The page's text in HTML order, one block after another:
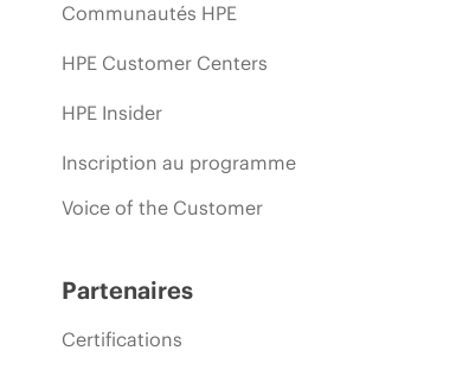
Communautés HPE
HPE Customer Centers
HPE Insider
Inscription au programme
Voice of the Customer
Partenaires
Certifications